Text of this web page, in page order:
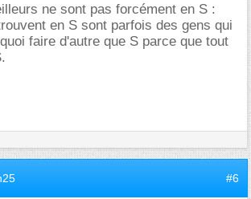
ne sont pas forcément en S :
en S sont parfois des gens qui
faire d'autre que S parce que tout
#6